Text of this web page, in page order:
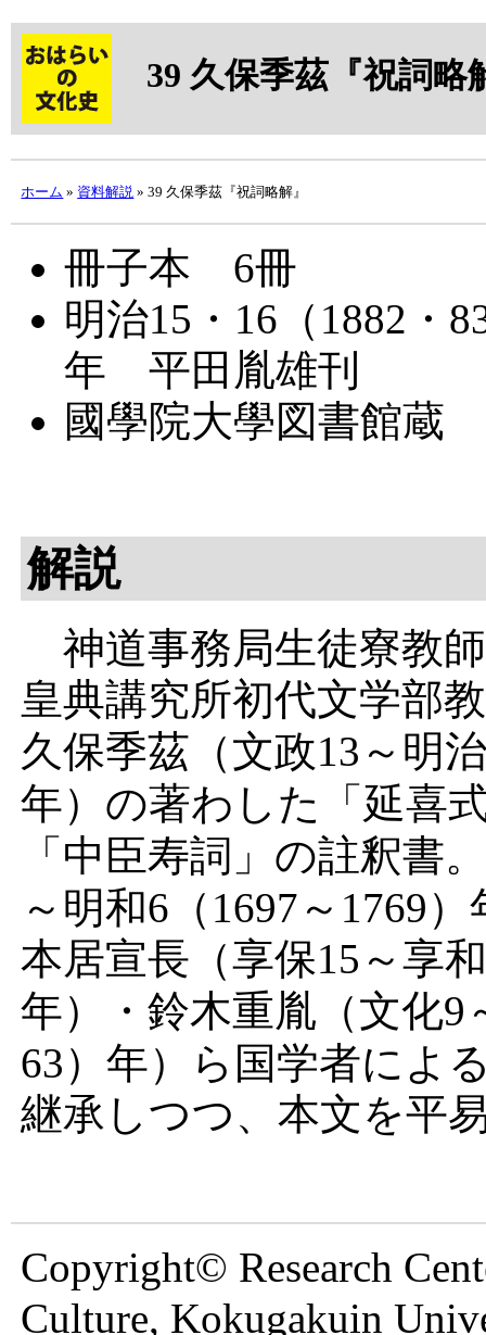
39 久保季茲『祝詞略
ホーム » 資料解説 » 39 久保季茲『祝詞略解』
冊子本 6冊
明治15・16（1882・
年 平田胤雄刊
國學院大學図書館蔵
解説
神道事務局生徒寮教
皇典講究所初代文学部
久保季茲 （文政13～明
年）の著わした
「延喜
「中臣寿詞」 の註釈書
～明和6（1697～1769
本居宣長 （享保15～享
年）・鈴木重胤 （文化
63）年）ら国学者によ
継承しつつ、本文を平
Copyright© Research
Culture, Kokugakuin